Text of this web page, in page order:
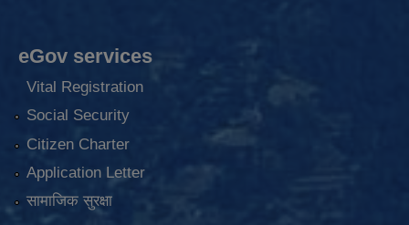
eGov services
Vital Registration
Social Security
Citizen Charter
Application Letter
सामाजिक सुरक्षा